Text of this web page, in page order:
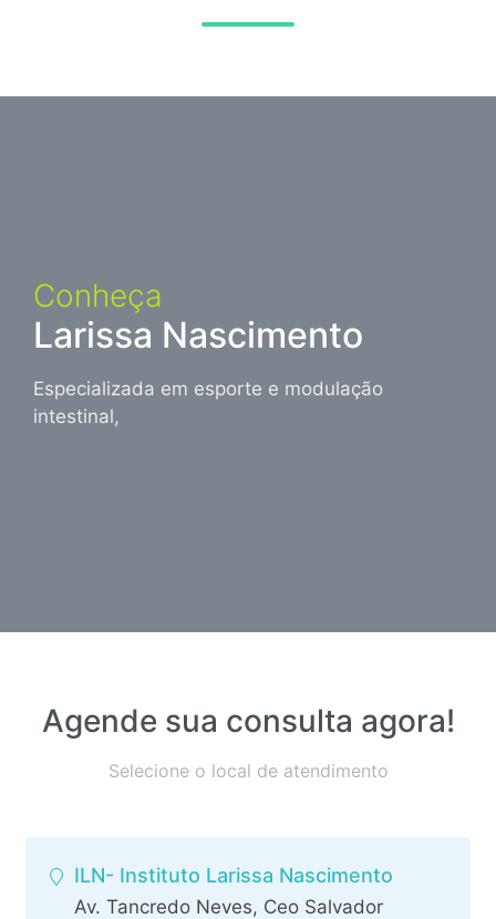
Conheça
Larissa Nascimento
Especializada em esporte e modulação
intestinal,
Agende sua consulta agora!
Selecione o local de atendimento
ILN- Instituto Larissa Nascimento
Av. Tancredo Neves, Ceo Salvador